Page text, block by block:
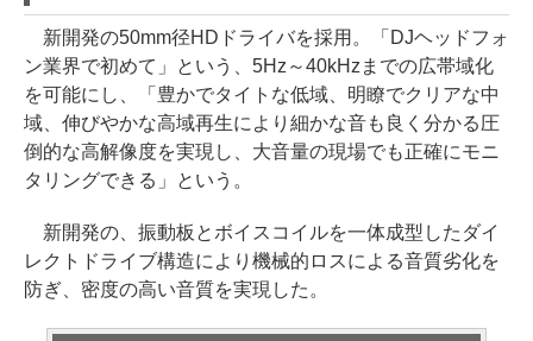
新開発の50mm径HDドライバを採用。「DJヘッドフォ
ン業界で初めて」という、5Hz～40kHzまでの広帯域化
を可能にし、「豊かでタイトな低域、明瞭でクリアな中
域、伸びやかな高域再生により細かな音も良く分かる圧
倒的な高解像度を実現し、大音量の現場でも正確にモニ
タリングできる」という。
新開発の、振動板とボイスコイルを一体成型したダイ
レクトドライブ構造により機械的ロスによる音質劣化を
防ぎ、密度の高い音質を実現した。